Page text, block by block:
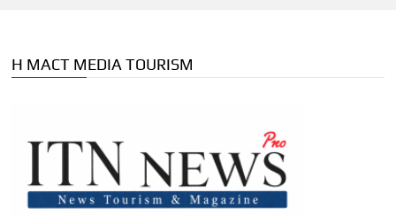
Η MACT MEDIA TOURISM